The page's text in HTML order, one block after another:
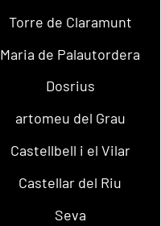
Torre de Claramunt
Maria de Palautordera
Dosrius
artomeu del Grau
Castellbell i el Vilar
Castellar del Riu
Seva